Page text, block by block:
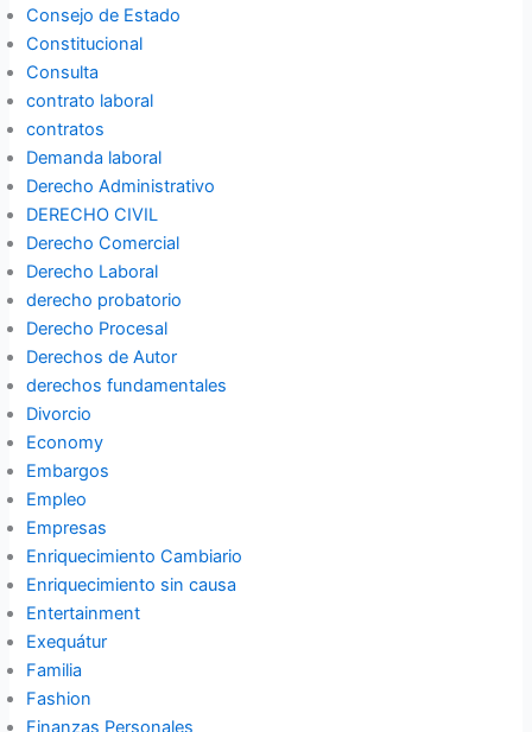
Consejo de Estado
Constitucional
Consulta
contrato laboral
contratos
Demanda laboral
Derecho Administrativo
DERECHO CIVIL
Derecho Comercial
Derecho Laboral
derecho probatorio
Derecho Procesal
Derechos de Autor
derechos fundamentales
Divorcio
Economy
Embargos
Empleo
Empresas
Enriquecimiento Cambiario
Enriquecimiento sin causa
Entertainment
Exequátur
Familia
Fashion
Finanzas Personales